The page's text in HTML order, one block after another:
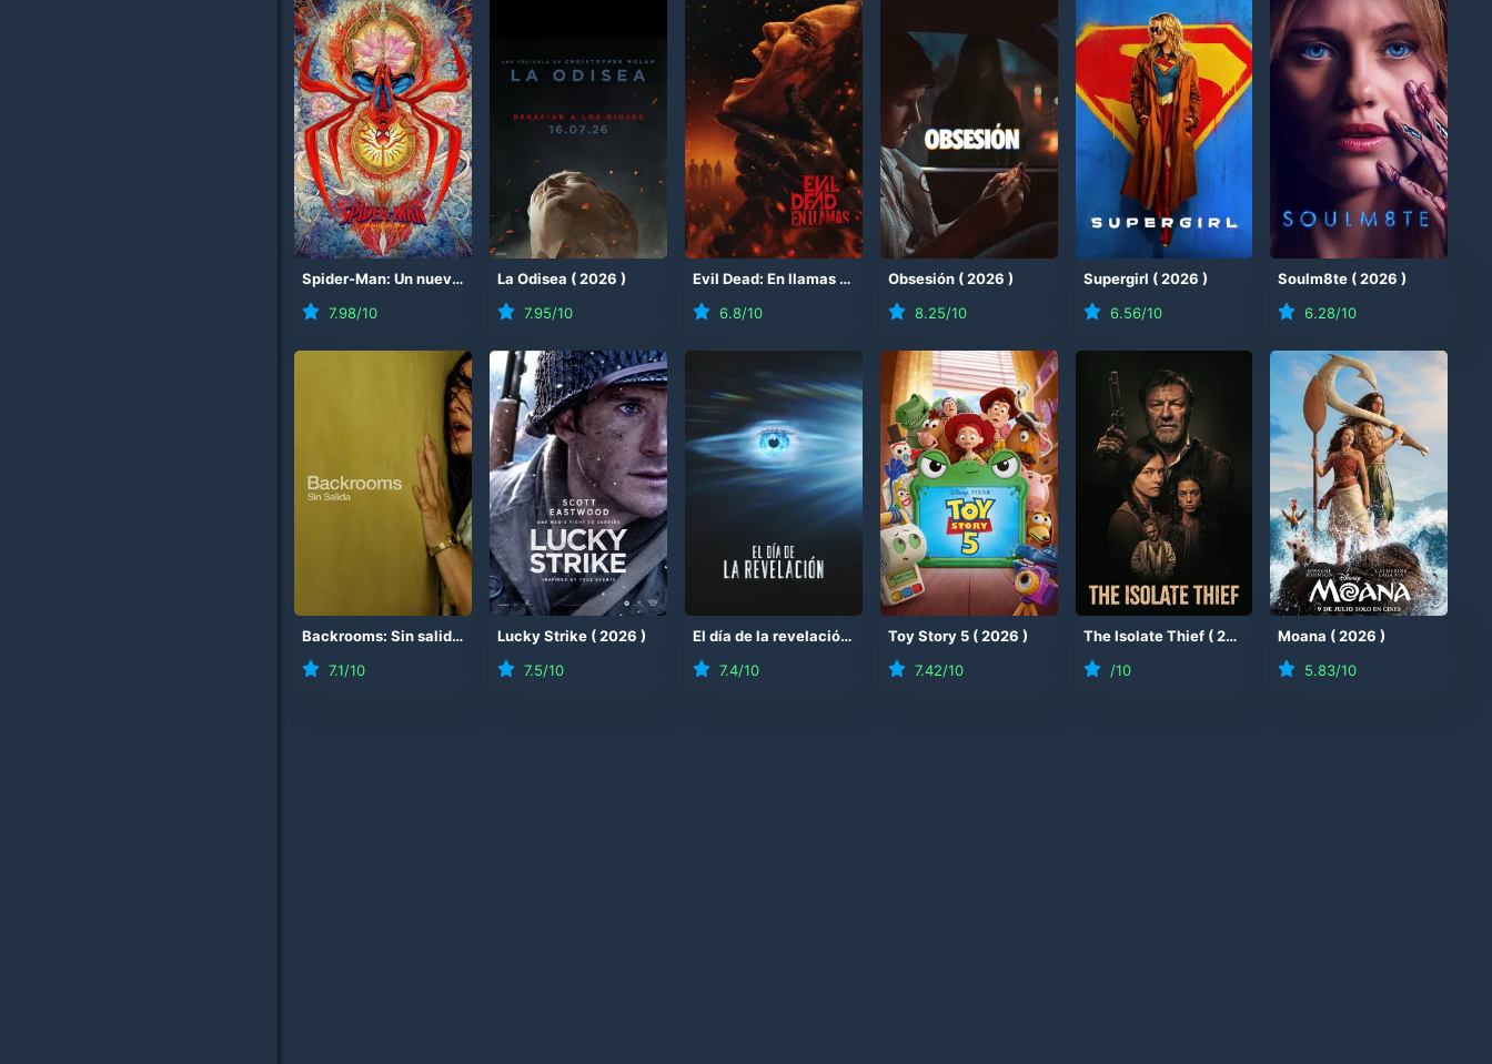
Spider-Man: Un nuevo día (2026)
7.98/10
La Odisea (2026 )
7.95/10
Evil Dead: En llamas (2026
)
6.8/10
Obsesión (2026 )
8.25/10
Supergirl (2026 )
6.56/10
Soulm8te (2026 )
6.28/10
Backrooms: Sin salida 2026)
7.1/10
Lucky Strike (2026 )
7.5/10
El día de la revelación 2026)
7.4/10
Toy Story 5 (2026 )
7.42/10
The Isolate Thief (2026
/10
Moana (2026 )
5.83/10